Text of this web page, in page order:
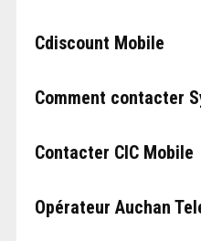
Cdiscount Mobile
Comment contacter
Contacter CIC Mobile
Opérateur Auchan